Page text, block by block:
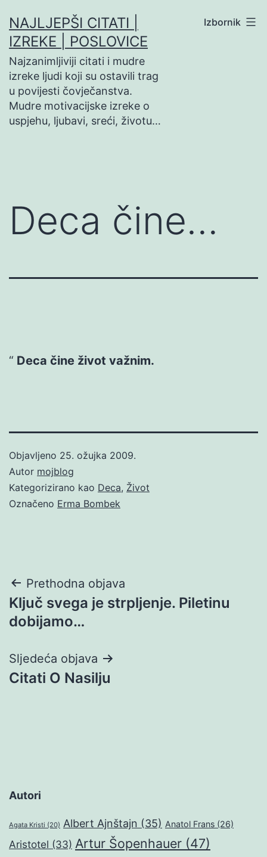
na
sadržaj
NAJLJEPŠI CITATI |
IZREKE | POSLOVICE
Najzanimljiviji citati i mudre
izreke ljudi koji su ostavili trag
u povijesti čovječanstva.
Mudre motivacijske izreke o
uspjehu, ljubavi, sreći, životu…
Izbornik
Deca čine…
Deca čine život važnim.
Objavljeno 25. ožujka 2009.
Autor mojblog
Kategorizirano kao Deca, Život
Označeno Erma Bombek
Navigacija
objava
Prethodna objava
Ključ svega je strpljenje. Piletinu
dobijamo…
Sljedeća objava
Citati O Nasilju
Autori
Agata Kristi (20) Albert Ajnštajn (35) Anatol Frans (26)
Aristotel (33) Artur Šopenhauer (47)